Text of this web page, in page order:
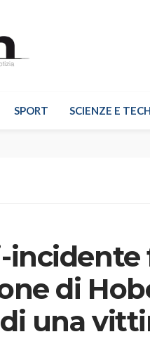
SPORT SCIENZE E TECH
di
una